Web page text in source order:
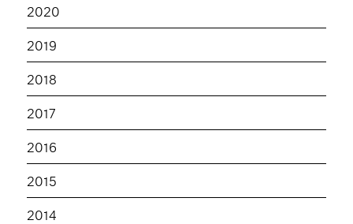
2020
2019
2018
2017
2016
2015
2014